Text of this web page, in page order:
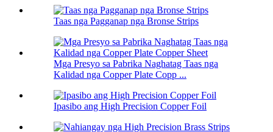
Taas nga Pagganap nga Bronse Strips
Mga Presyo sa Pabrika Naghatag Taas nga
Kalidad nga Copper Plate Copp ...
Ipasibo ang High Precision Copper Foil